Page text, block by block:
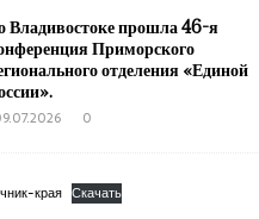
Владивостоке прошла 46-я
Приморского
отделения «Единой
0
края Скачать